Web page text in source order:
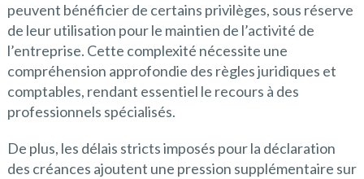
peuvent bénéficier de certains privilèges, sous réserve
de leur utilisation pour le maintien de l’activité de
l’entreprise. Cette complexité nécessite une
compréhension approfondie des règles juridiques et
comptables, rendant essentiel le recours à des
professionnels spécialisés.
De plus, les délais stricts imposés pour la déclaration
des créances ajoutent une pression supplémentaire sur